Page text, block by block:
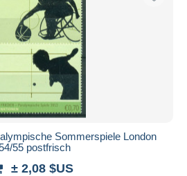
Sommerspiele London
55 postfrisch
± 2,08 $US